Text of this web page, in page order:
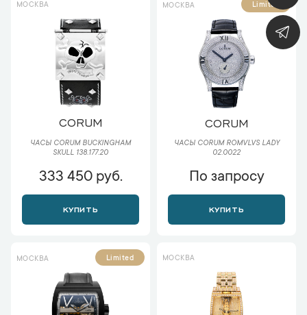
МОСКВА
CORUM
ЧАСЫ CORUM BUCKINGHAM
SKULL 138.177.20
333 450 руб.
КУПИТЬ
МОСКВА Limited
CORUM
ЧАСЫ CORUM ROMVLVS LADY
02.0022
По запросу
КУПИТЬ
МОСКВА Limited МОСКВА